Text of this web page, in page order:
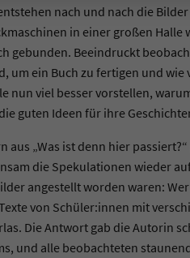
nach und nach die
in einer großen Halle
gebunden. Beeindruckt
um ein Buch zu fertigen und wie
nun viel besser vorstellen,
guten Ideen für ihre
„Was ist denn hier passiert?“
die Spekulationen wieder
angestellt worden waren:
von Schüler:innen mit
Die Antwort gab die Autorin
und alle beobachteten